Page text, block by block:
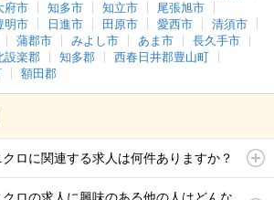
府市 知多市 知立市
尾張旭市
明市 日進市 田原市 愛西市
清須市
蒲郡市 みよし市 あま市
長久手市
設楽郡 知多郡
西春日井郡豊山町
額田郡
ロに関連する求人は何件ありますか？